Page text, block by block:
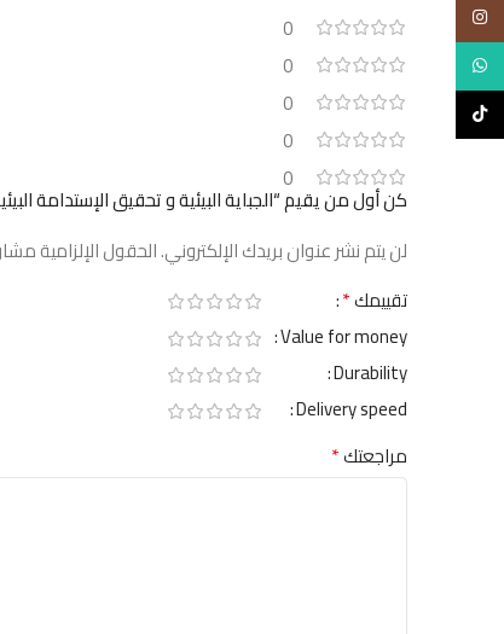
0
0
0
0
0
كن أول من يقيم “الجباية البيئية و تحقيق الإستدامة
لن يتم نشر عنوان بريدك الإلكتروني.الحقول الإلزامية مشار
تقييمك*
Value for money
Durability
Delivery speed
مراجعتك*
Instagram
WhatsApp